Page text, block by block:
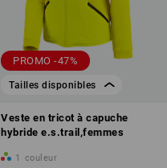
PROMO -47%
Tailles disponibles
Veste en tricot à capuche
hybride e.s.trail,femmes
1 couleur